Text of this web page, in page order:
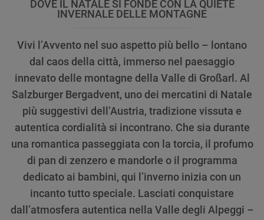
DOVE IL NATALE SI FONDE CON LA QUIETE
INVERNALE DELLE MONTAGNE
Vivi l’Avvento nel suo aspetto più bello – lontano
dal caos della città, immerso nel paesaggio
innevato delle montagne della Valle di Großarl. Al
Salzburger Bergadvent, uno dei mercatini di Natale
più suggestivi dell’Austria, tradizione vissuta e
autentica cordialità si incontrano. Che sia durante
una romantica passeggiata con la torcia, il profumo
di pan di zenzero e mandorle o il programma
dedicato ai bambini, qui l’inverno inizia con un
incanto tutto speciale. Lasciati conquistare
dall’atmosfera autentica nella Valle degli Alpeggi –